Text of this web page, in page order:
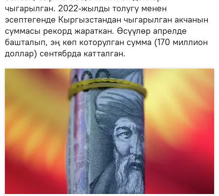
чыгарылган. 2022-жылды толугу менен
эсептегенде Кыргызстандан чыгарылган акчанын
суммасы рекорд жараткан. Өсүүлөр апрелде
башталып, эң көп которулган сумма (170 миллион
доллар) сентябрда катталган.